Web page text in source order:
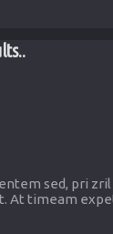
sed, pri
At timeam